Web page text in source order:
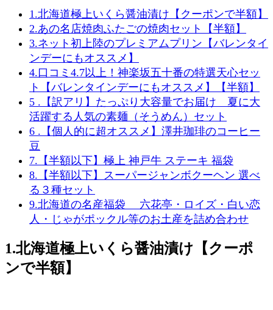
1.北海道極上いくら醤油漬け【クーポンで半額】
2.あの名店焼肉ふたごの焼肉セット【半額】
3.ネット初上陸のプレミアムプリン【バレンタイ
ンデーにもオススメ】
4.口コミ4.7以上！神楽坂五十番の特選天心セッ
ト【バレンタインデーにもオススメ】【半額】
5 .【訳アリ】たっぷり大容量でお届け 夏に大
活躍する人気の素麺（そうめん）セット
6 .【個人的に超オススメ】澤井珈琲のコーヒー
豆
7.【半額以下】極上 神戸牛 ステーキ 福袋
8.【半額以下】スーパージャンボクーヘン 選べ
る３種セット
9.北海道の名産福袋 六花亭・ロイズ・白い恋
人・じゃがポックル等のお土産を詰め合わせ
1.北海道極上いくら醤油漬け【クーポ
ンで半額】